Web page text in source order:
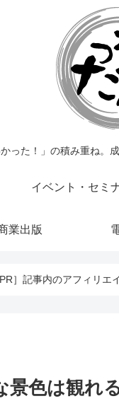
った！」の積み重ね。
イベント・セミ
業出版
PR］記事内のアフィリ
景色は観れ